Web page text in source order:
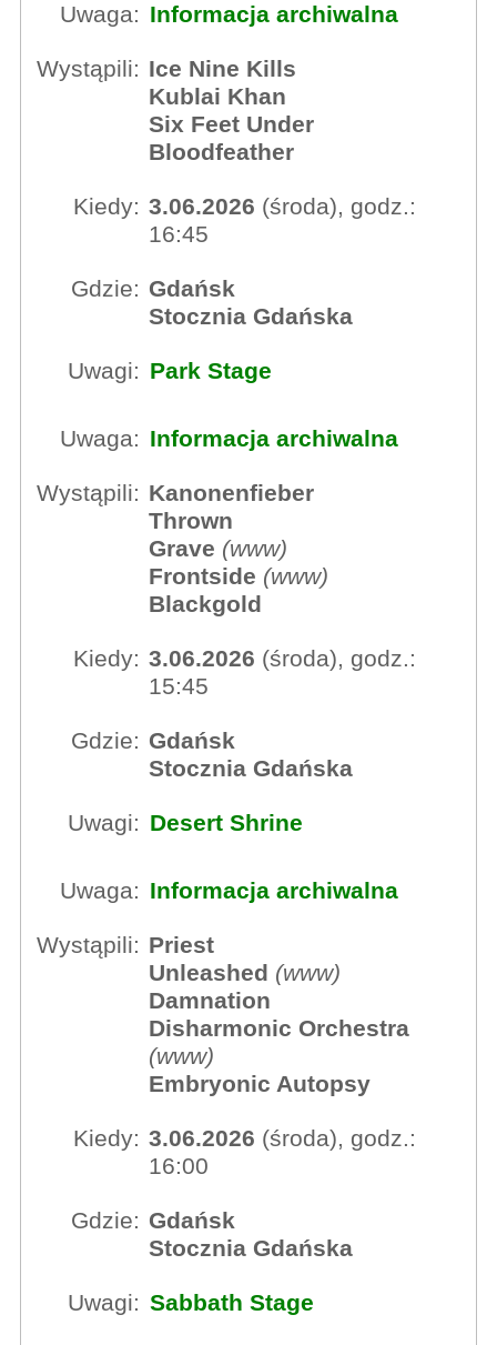
Uwaga: Informacja archiwalna
Wystąpili: Ice Nine Kills
Kublai Khan
Six Feet Under
Bloodfeather
Kiedy: 3.06.2026 (środa), godz.:
16:45
Gdzie: Gdańsk
Stocznia Gdańska
Uwagi: Park Stage
Uwaga: Informacja archiwalna
Wystąpili: Kanonenfieber
Thrown
Grave (www)
Frontside (www)
Blackgold
Kiedy: 3.06.2026 (środa), godz.:
15:45
Gdzie: Gdańsk
Stocznia Gdańska
Uwagi: Desert Shrine
Uwaga: Informacja archiwalna
Wystąpili: Priest
Unleashed (www)
Damnation
Disharmonic Orchestra
(www)
Embryonic Autopsy
Kiedy: 3.06.2026 (środa), godz.:
16:00
Gdzie: Gdańsk
Stocznia Gdańska
Uwagi: Sabbath Stage